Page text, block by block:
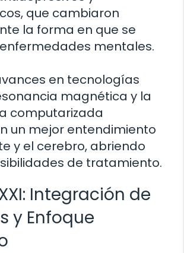
que cambiaron
la forma en que se
mentales.
en tecnologías
magnética y la
computarizada
un mejor entendimiento
y el cerebro, abriendo
de tratamiento.
Integración de
y Enfoque